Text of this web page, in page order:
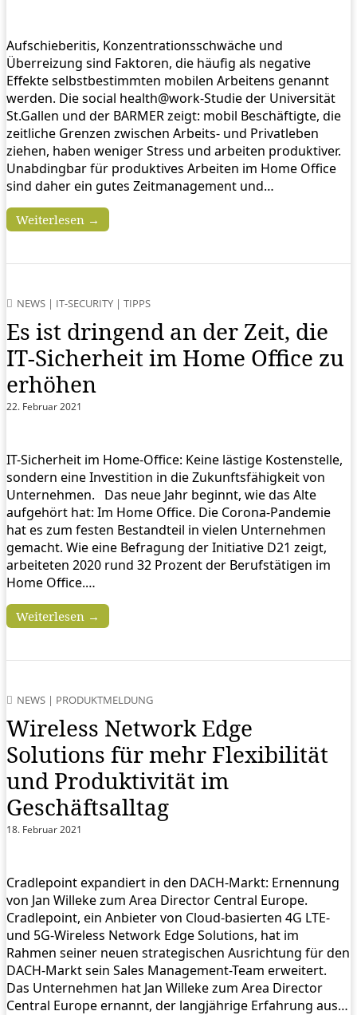
Aufschieberitis, Konzentrationsschwäche und
Überreizung sind Faktoren, die häufig als negative
Effekte selbstbestimmten mobilen Arbeitens genannt
werden. Die social health@work-Studie der Universität
St.Gallen und der BARMER zeigt: mobil Beschäftigte, die
zeitliche Grenzen zwischen Arbeits- und Privatleben
ziehen, haben weniger Stress und arbeiten produktiver.
Unabdingbar für produktives Arbeiten im Home Office
sind daher ein gutes Zeitmanagement und…
Weiterlesen →
NEWS | IT-SECURITY | TIPPS
Es ist dringend an der Zeit, die
IT-Sicherheit im Home Office zu
erhöhen
22. Februar 2021
IT-Sicherheit im Home-Office: Keine lästige Kostenstelle,
sondern eine Investition in die Zukunftsfähigkeit von
Unternehmen. Das neue Jahr beginnt, wie das Alte
aufgehört hat: Im Home Office. Die Corona-Pandemie
hat es zum festen Bestandteil in vielen Unternehmen
gemacht. Wie eine Befragung der Initiative D21 zeigt,
arbeiteten 2020 rund 32 Prozent der Berufstätigen im
Home Office.…
Weiterlesen →
NEWS | PRODUKTMELDUNG
Wireless Network Edge
Solutions für mehr Flexibilität
und Produktivität im
Geschäftsalltag
18. Februar 2021
Cradlepoint expandiert in den DACH-Markt: Ernennung
von Jan Willeke zum Area Director Central Europe.
Cradlepoint, ein Anbieter von Cloud-basierten 4G LTE-
und 5G-Wireless Network Edge Solutions, hat im
Rahmen seiner neuen strategischen Ausrichtung für den
DACH-Markt sein Sales Management-Team erweitert.
Das Unternehmen hat Jan Willeke zum Area Director
Central Europe ernannt, der langjährige Erfahrung aus…